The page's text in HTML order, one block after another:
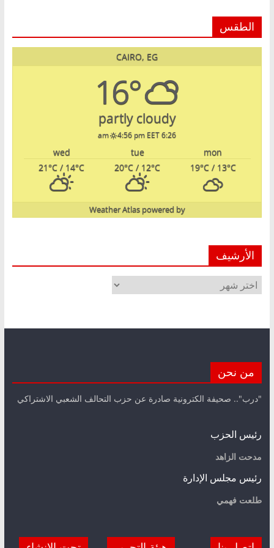
الطقس
CAIRO, EG
16°
partly cloudy
6:26 am
4:56 pm EET
mon
tue
wed
19°C/ 13°C
20°C / 12°C
21°C / 14°C
powered by
Weather Atlas
الأرشيف
الأرشيف
من نحن
"درب".. صحيفة الكترونية صادرة عن حزب التحالف الشعبي الاشتراكي
رئيس الحزب
مدحت الزاهد
رئيس مجلس الإدارة
طلعت فهمي